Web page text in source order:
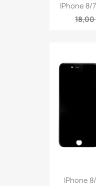
IPhone 8/
18,00
IPhone